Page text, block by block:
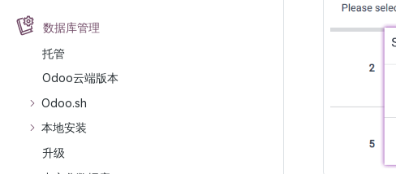
数据库管理
托管
Odoo云端版本
Odoo.sh
本地安装
升级